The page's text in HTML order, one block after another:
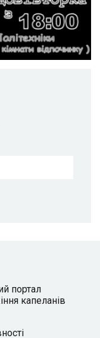
портал
капеланів